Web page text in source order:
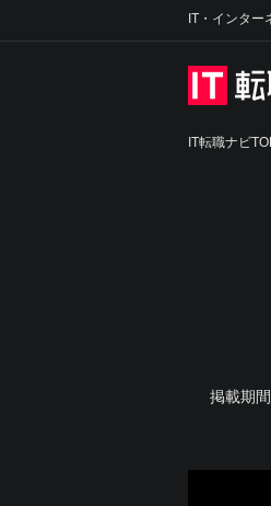
IT・インター
IT転職ナビ
掲載期間